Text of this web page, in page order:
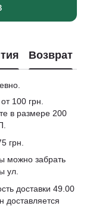
Возврат
100 грн.
в размере 200
грн.
можно забрать
ул.
доставки 49.00
доставляется